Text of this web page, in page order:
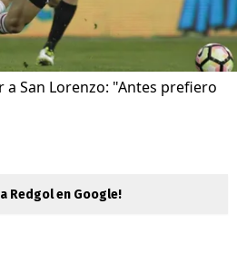
a San Lorenzo: "Antes prefiero
Redgol en Google!